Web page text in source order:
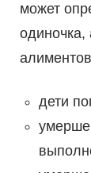
может
одиночка,
дети